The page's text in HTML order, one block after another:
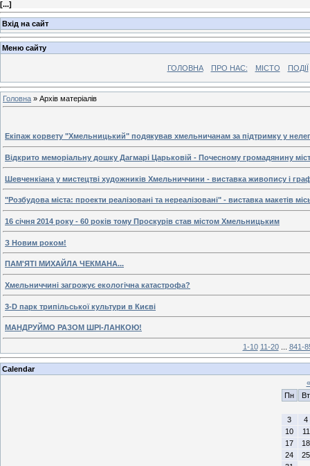
[...]
Вхід на сайт
Меню сайту
ГОЛОВНА ПРО НАС: МІСТО ПОДІЇ
Головна » Архів матеріалів
Екіпаж корвету "Хмельницький" подякував хмельничанам за підтримку у
Відкрито меморіальну дошку Дагмарі Царьковій - Почесному громадянину
Шевченкіана у мистецтві художників Хмельниччини - виставка живопису і
"Розбудова міста: проекти реалізовані та нереалізовані" - виставка макетів
16 січня 2014 року - 60 років тому Проскурів став містом Хмельницьким
З Новим роком!
ПАМ'ЯТІ МИХАЙЛА ЧЕКМАНА...
Хмельниччині загрожує екологічна катастрофа?
3-D парк трипільської культури в Києві
МАНДРУЙМО РАЗОМ ШРІ-ЛАНКОЮ!
1-10 11-20 841-
Calendar
«
Пн
Вт
3
4
10
11
17
18
24
25